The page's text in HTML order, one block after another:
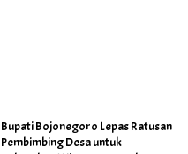
Bupati Bojonegoro Lepas Ratusan
Pembimbing Desa untuk